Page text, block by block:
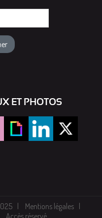
ET PHOTOS
Mentions légales
Accès réservé